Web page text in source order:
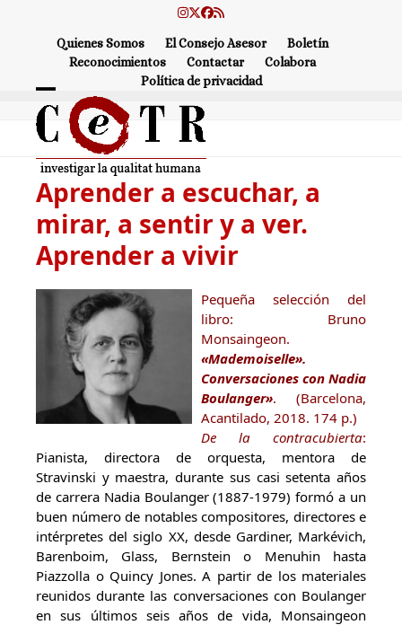
Instagram
Twitter
Facebook
RSS
Quienes Somos El Consejo Asesor
Boletín
Reconocimientos
Contactar
Colabora
Política de privacidad
Open
mobile
menu
Close
mobile
menu
Aprender a escuchar, a
mirar, a sentir y a ver.
Aprender a vivir
Pequeña selección del
libro: Bruno
Monsaingeon.
«Mademoiselle».
Conversaciones con Nadia
Boulanger». (Barcelona,
Acantilado, 2018. 174 p.)
De la contracubierta:
Pianista, directora de orquesta, mentora de
Stravinski y maestra, durante sus casi setenta años
de carrera Nadia Boulanger (1887-1979) formó a un
buen número de notables compositores, directores e
intérpretes del siglo XX, desde Gardiner, Markévich,
Barenboim, Glass, Bernstein o Menuhin hasta
Piazzolla o Quincy Jones. A partir de los materiales
reunidos durante las conversaciones con Boulanger
en sus últimos seis años de vida, Monsaingeon